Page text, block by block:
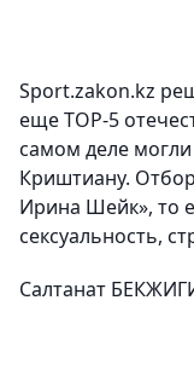
Sport.zakon.kz
ещеTOP-5
самом деле
Криштиану.
Ирина Шейк», то
сексуальность,
Салтанат